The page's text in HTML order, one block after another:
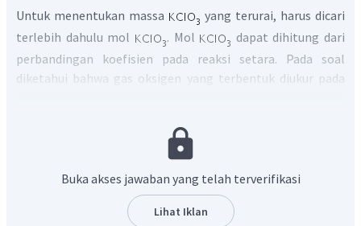
Untuk menentukan massa
yang terurai, harus dicari
terlebih dahulu mol
. Mol
dapat dihitung dari
perbandingan koefisien pada reaksi setara. Pada soal
diketahui bahwa gas oksigen yang terbentuk diukur pada
Hipotesis Avogadro. Menurut hipotesis Avogadro, pada
suhu, tekanan dan volume yang sama, gas-gas yang
berbeda memiliki jumlah partikel yang sama. Perbandingan
volume dapat digunakan untuk menentukan perbandingan
jumlah partikel atau perbandingan mol.
Buka akses jawaban yang telah terverifikasi
Lihat Iklan